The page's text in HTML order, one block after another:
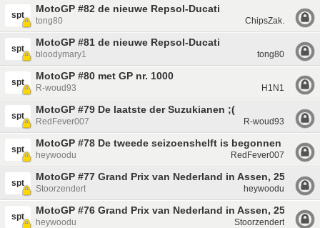
spt
MotoGP #82 de nieuwe Repsol-Ducati
tong80 ChipsZak.
spt
MotoGP #81 de nieuwe Repsol-Ducati
bloodymary1 tong80
spt
MotoGP #80 met GP nr. 1000
R-woud93 H1N1
spt
MotoGP #79 De laatste der Suzukianen ;(
RedFever007 R-woud93
spt
MotoGP #78 De tweede seizoenshelft is begonnen
heywoodu RedFever007
spt
MotoGP #77 Grand Prix van Nederland in Assen, 25-26
Stoorzendert heywoodu
spt
MotoGP #76 Grand Prix van Nederland in Assen, 25-26
heywoodu Stoorzendert